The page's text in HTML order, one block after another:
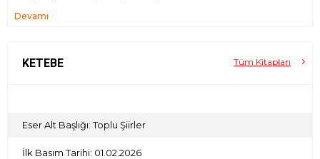
Atamadın adımını hep serkeş kaldın
Değişmeden kalan uğramadı yanına
Devamı
KETEBE Tüm Kitapları
Eser Alt Başlığı: Toplu Şiirler
İlk Basım Tarihi: 01.02.2026